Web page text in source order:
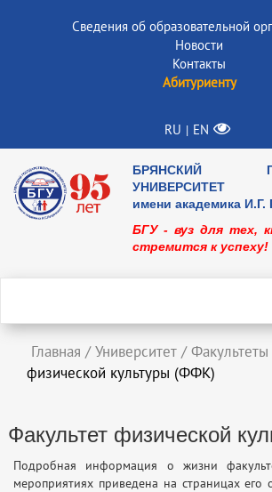
Сведения об образовательной
Новости
Контакты
Абитуриенту
RU | EN
БРЯНСКИЙ
УНИВЕРСИТЕТ
имени академика И.Г.
БГУ - вуз для тех,
стремится к успеху!
Главная / Университет / Факультеты
физической культуры (ФФК)
Факультет физической
Подробная информация о жизни
мероприятиях приведена на страницах его